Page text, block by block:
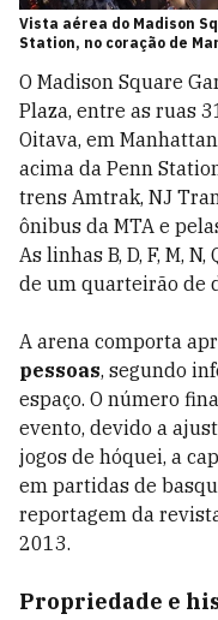
Vista aérea do Madison
Station, no coração de
O Madison Square
Plaza, entre as ruas
Oitava, em
acima da Penn
trens Amtrak, NJ
ônibus da MTA e
As linhas B, D, F, M,
de um quarteirão de
A arena comporta
pessoas, segundo
espaço. O número
evento, devido a
jogos de hóquei, a
em partidas de
reportagem da
2013.
Propriedade e